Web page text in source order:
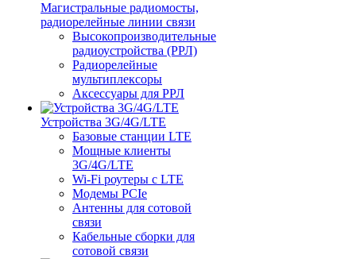
Магистральные радиомосты,
радиорелейные линии связи
Высокопроизводительные
радиоустройства (РРЛ)
Радиорелейные
мультиплексоры
Аксессуары для РРЛ
Устройства 3G/4G/LTE
Базовые станции LTE
Мощные клиенты
3G/4G/LTE
Wi-Fi роутеры с LTE
Модемы PCIe
Антенны для сотовой
связи
Кабельные сборки для
сотовой связи